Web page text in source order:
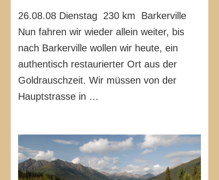
26.08.08 Dienstag 230 km Barkerville
Nun fahren wir wieder allein weiter, bis
nach Barkerville wollen wir heute, ein
authentisch restaurierter Ort aus der
Goldrauschzeit. Wir müssen von der
Hauptstrasse in …